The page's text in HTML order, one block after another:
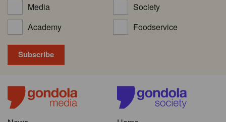
Media
Society
Academy
Foodservice